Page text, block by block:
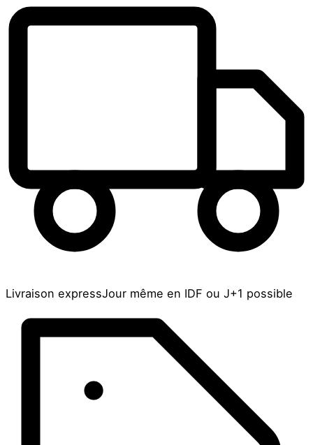
Livraison expressJour même en IDF ou J+1 possible